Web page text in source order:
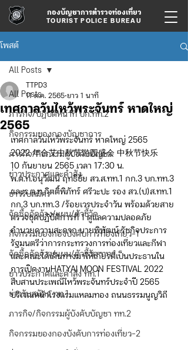
กองบัญชาการตำรวจท่องเที่ยว
TOURIST POLICE BUREAU
โพสต์
All Posts
ภารกิจ/ปฏิบัติหน้าที่ บก.ทท.2
กิจกรรมของกองบัญชาการ
ภารกิจ/กิจกรรมผู้บังคับบัญชา
ข่าวประกาศและคำสั่ง
ข่าวรับสมัคร
จัดซื้อจัดจ้าง/แผน/ตัวชี้วัด
กิจกรรมของกองบังคับการท่องเที่ยว-1
จัดซื้อจัดจ้าง/แผน/ตัวชี้วัด ทท.1
ข่าวประกาศและคำสั่ง ทท.1
ข่าวรับสมัคร ทท.1
ภารกิจ/กิจกรรมผู้บังคับบัญชา ทท.2
กิจกรรมของกองบังคับการท่องเที่ยว-2
All Posts
เทศกาลวันไหว้พระจันทร์ หาดใหญ่
2565
TTPD3
11 ต.ค. 2565 ยาว 1 นาที
เทศกาลวันไหว้พระจันทร์ หาดใหญ่ 2565
2022 年合艾中秋节游园盛会 中秋节快乐
10 กันยายน 2565 เวลา 17:30 น.
พ.ต.ท.อนุวัฒน์ ฤทธิชัย สว.ส.ทท.1 กก.3 บก.ทท.3
และร.ต.ท.กิตติ์พิภัทร์ ศรีวะปะ รอง สว.(ป)ส.ทท.1
กก.3 บก.ทท.3 /ร้อยเวรประจำวัน พร้อมด้วยสาย
ตรวจชุดปฏิบัติการที่ 1 ดูแลความปลอดภัย
อำนวยความสะดวก นายพิพัฒน์ รัชกิจประการ
รัฐมนตรีว่าการกระทรวงการท่องเที่ยวและกีฬา
และคณะได้เดินทางมาให้เกียรติเป็นประธานใน
การเปิดงานHATYAI MOON FESTIVAL 2022
สืบสานประเพณีไหว้พระจันทร์ประจำปี 2565
บริเวณหน้าโรงแรมแหลมทอง ถนนธรรมนูญวิถี